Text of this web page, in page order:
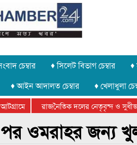
চেম্বার ♦ সিলেট বিভাগ চেম্বার ♦
♦ আইন আদালত চেম্বার ♦ খেলাধুলা
রাজনৈতিক দলের নেতৃবৃন্দ ও
সম্পন্ন
সিলেটে বাংলাদেশ গ্রুপ থিয়েটার
ওমরাহর জন্য